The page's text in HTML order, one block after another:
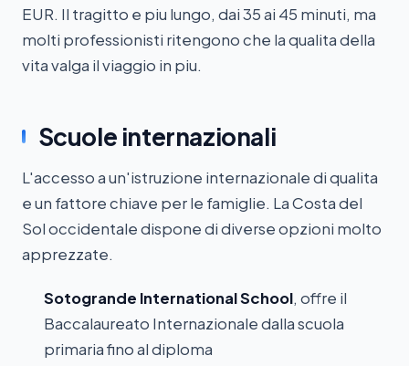
EUR. Il tragitto e piu lungo, dai 35 ai 45 minuti, ma
molti professionisti ritengono che la qualita della
vita valga il viaggio in piu.
Scuole internazionali
L'accesso a un'istruzione internazionale di qualita
e un fattore chiave per le famiglie. La Costa del
Sol occidentale dispone di diverse opzioni molto
apprezzate.
Sotogrande International School, offre il
Baccalaureato Internazionale dalla scuola
primaria fino al diploma